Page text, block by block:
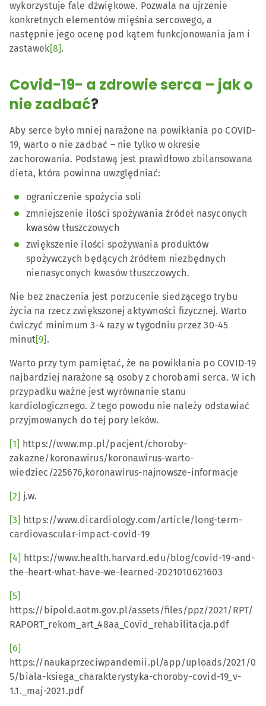
wykorzystuje fale dźwiękowe. Pozwala na ujrzenie
konkretnych elementów mięśnia sercowego, a
następnie jego ocenę pod kątem funkcjonowania jam i
zastawek[8].
Covid-19- a zdrowie serca – jak o
nie zadbać?
Aby serce było mniej narażone na powikłania po COVID-
19, warto o nie zadbać – nie tylko w okresie
zachorowania. Podstawą jest prawidłowo zbilansowana
dieta, która powinna uwzględniać:
ograniczenie spożycia soli
zmniejszenie ilości spożywania źródeł nasyconych
kwasów tłuszczowych
zwiększenie ilości spożywania produktów
spożywczych będących źródłem niezbędnych
nienasyconych kwasów tłuszczowych.
Nie bez znaczenia jest porzucenie siedzącego trybu
życia na rzecz zwiększonej aktywności fizycznej. Warto
ćwiczyć minimum 3-4 razy w tygodniu przez 30-45
minut[9] .
Warto przy tym pamiętać, że na powikłania po COVID-19
najbardziej narażone są osoby z chorobami serca. W ich
przypadku ważne jest wyrównanie stanu
kardiologicznego. Z tego powodu nie należy odstawiać
przyjmowanych do tej pory leków.
[1] https://www.mp.pl/pacjent/choroby-
zakazne/koronawirus/koronawirus-warto-
wiedziec/225676,koronawirus-najnowsze-informacje
[2] j.w.
[3] https://www.dicardiology.com/article/long-term-
cardiovascular-impact-covid-19
[4] https://www.health.harvard.edu/blog/covid-19-and-
the-heart-what-have-we-learned-2021010621603
[5]
https://bipold.aotm.gov.pl/assets/files/ppz/2021/RPT/
RAPORT_rekom_art_48aa_Covid_rehabilitacja.pdf
[6]
https://naukaprzeciwpandemii.pl/app/uploads/2021/0
5/biala-ksiega_charakterystyka-choroby-covid-19_v-
1.1._maj-2021.pdf